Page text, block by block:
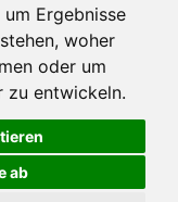
Ergebnisse
woher
oder um
zu entwickeln.
ab